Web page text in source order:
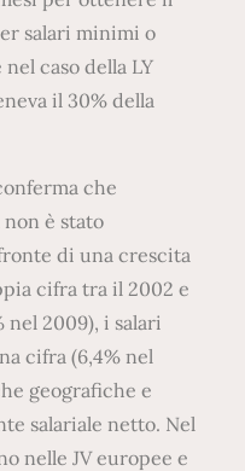
salari minimi o
caso della LY
il 30% della
che
è stato
di una crescita
cifra tra il 2002 e
nel 2009), i salari
cifra (6,4% nel
geografiche e
salariale netto. Nel
nelle JV europee e